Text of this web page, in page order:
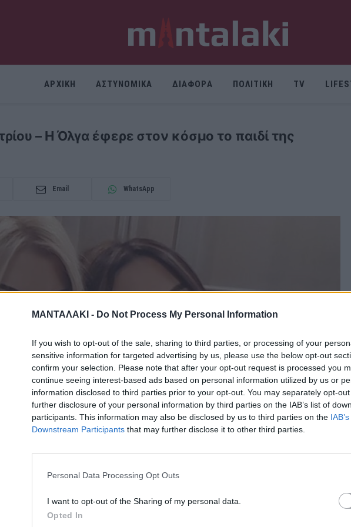
ΜΑΝΤΑΛΑΚΙ - Do Not Process My Personal Information
If you wish to opt-out of the sale, sharing to third parties, or processing of your
sensitive information for targeted advertising by us, please use the below opt-out
confirm your selection. Please note that after your opt-out request is processed you
continue seeing interest-based ads based on personal information utilized by us or
information disclosed to third parties prior to your opt-out. You may separately opt-
further disclosure of your personal information by third parties on the IAB’s list of
participants. This information may also be disclosed by us to third parties on the
Downstream Participants that may further disclose it to other third parties.
Personal Data Processing Opt Outs
I want to opt-out of the Sharing of my personal data.
Opted In
ΑΡΧΙΚΗ ΑΣΤΥΝΟΜΙΚΑ ΔΙΑΦΟΡΑ ΠΟΛΙΤΙΚΗ TV
– Η Όλγα έφερε στον κόσμο το παιδί της
Email WhatsApp